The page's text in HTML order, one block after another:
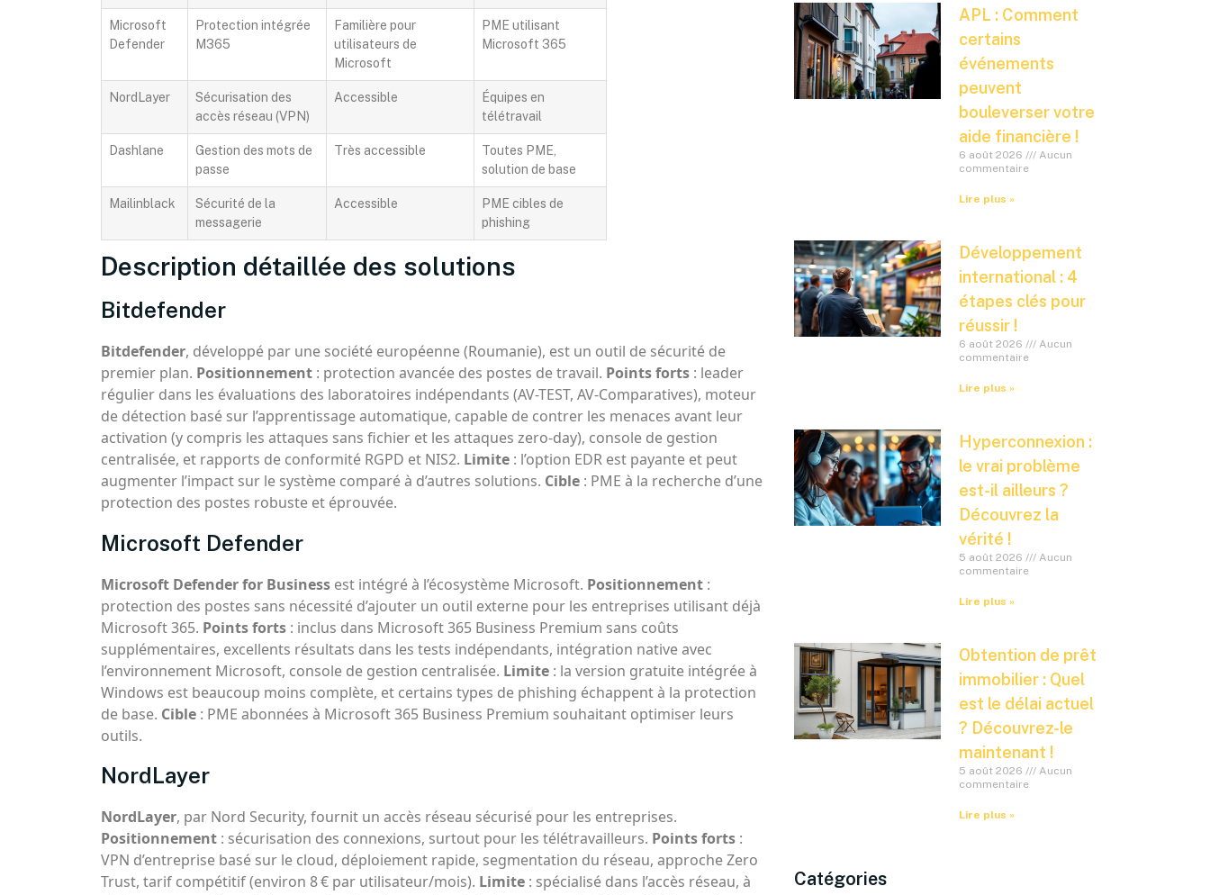
Microsoft
Defender
Protection intégrée
M365
Familière pour
utilisateurs de
Microsoft
PME utilisant
Microsoft 365
NordLayer
Sécurisation des
accès réseau (VPN)
Accessible
Équipes en
télétravail
Dashlane
Gestion des mots de
passe
Très accessible
Toutes PME,
solution de base
Mailinblack
Sécurité de la
messagerie
Accessible
PME cibles de
phishing
Description détaillée des solutions
Bitdefender
Bitdefender, développé par une société européenne (Roumanie), est un outil de sécurité de
premier plan. Positionnement : protection avancée des postes de travail. Points forts : leader
régulier dans les évaluations des laboratoires indépendants (AV-TEST, AV-Comparatives), moteur
de détection basé sur l’apprentissage automatique, capable de contrer les menaces avant leur
activation (y compris les attaques sans fichier et les attaques zero-day), console de gestion
centralisée, et rapports de conformité RGPD et NIS2. Limite : l’option EDR est payante et peut
augmenter l’impact sur le système comparé à d’autres solutions. Cible : PME à la recherche d’une
protection des postes robuste et éprouvée.
Microsoft Defender
Microsoft Defender for Business est intégré à l’écosystème Microsoft. Positionnement :
protection des postes sans nécessité d’ajouter un outil externe pour les entreprises utilisant déjà
Microsoft 365. Points forts : inclus dans Microsoft 365 Business Premium sans coûts
supplémentaires, excellents résultats dans les tests indépendants, intégration native avec
l’environnement Microsoft, console de gestion centralisée. Limite : la version gratuite intégrée à
Windows est beaucoup moins complète, et certains types de phishing échappent à la protection
de base. Cible : PME abonnées à Microsoft 365 Business Premium souhaitant optimiser leurs
outils.
NordLayer
NordLayer, par Nord Security, fournit un accès réseau sécurisé pour les entreprises.
Positionnement : sécurisation des connexions, surtout pour les télétravailleurs. Points forts :
VPN d’entreprise basé sur le cloud, déploiement rapide, segmentation du réseau, approche Zero
Trust, tarif compétitif (environ 8 € par utilisateur/mois). Limite : spécialisé dans l’accès réseau, à
APL : Comment
certains
événements
peuvent
bouleverser votre
aide financière !
6 août 2026
Aucun
commentaire
Lire plus »
Développement
international : 4
étapes clés pour
réussir !
6 août 2026
Aucun
commentaire
Lire plus »
Hyperconnexion :
le vrai problème
est-il ailleurs ?
Découvrez la
vérité !
5 août 2026
Aucun
commentaire
Lire plus »
Obtention de prêt
immobilier : Quel
est le délai actuel
? Découvrez-le
maintenant !
5 août 2026
Aucun
commentaire
Lire plus »
Catégories